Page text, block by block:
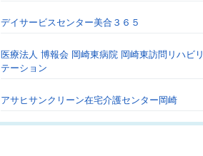
デイサービスセンター美合３６５
医療法人 博報会 岡崎東病院 岡崎東訪問リハビリ
テーション
アサヒサンクリーン在宅介護センター岡崎